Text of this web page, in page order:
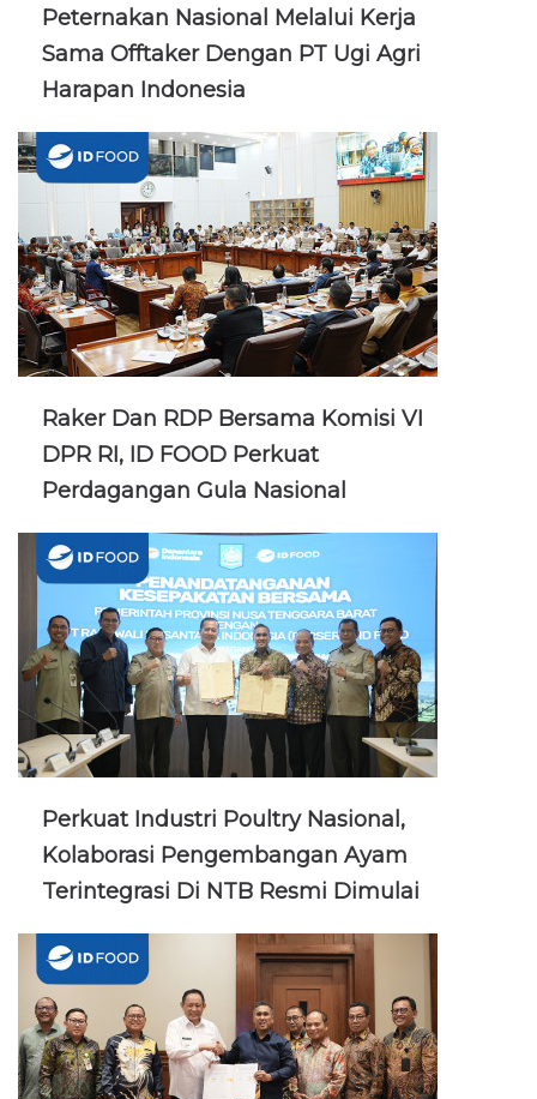
Peternakan Nasional Melalui Kerja
Sama Offtaker Dengan PT Ugi Agri
Harapan Indonesia
Raker Dan RDP Bersama Komisi VI
DPR RI, ID FOOD Perkuat
Perdagangan Gula Nasional
Perkuat Industri Poultry Nasional,
Kolaborasi Pengembangan Ayam
Terintegrasi Di NTB Resmi Dimulai